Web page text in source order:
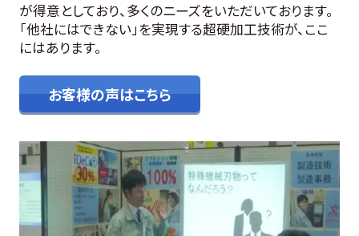
が得意としており、多くのニーズをいただいております。
「他社にはできない」を実現する超硬加工技術が、ここ
にはあります。
お客様の声はこちら